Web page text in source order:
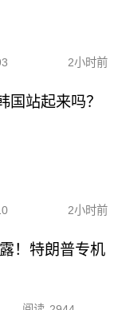
2小时前
国站起来吗？
2小时前
！特朗普专机